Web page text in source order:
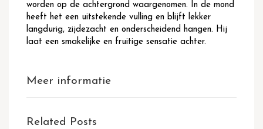
worden op de achtergrond waargenomen. In de mond
heeft het een uitstekende vulling en blijft lekker
langdurig, zijdezacht en onderscheidend hangen. Hij
laat een smakelijke en fruitige sensatie achter.
Meer informatie
Related Posts